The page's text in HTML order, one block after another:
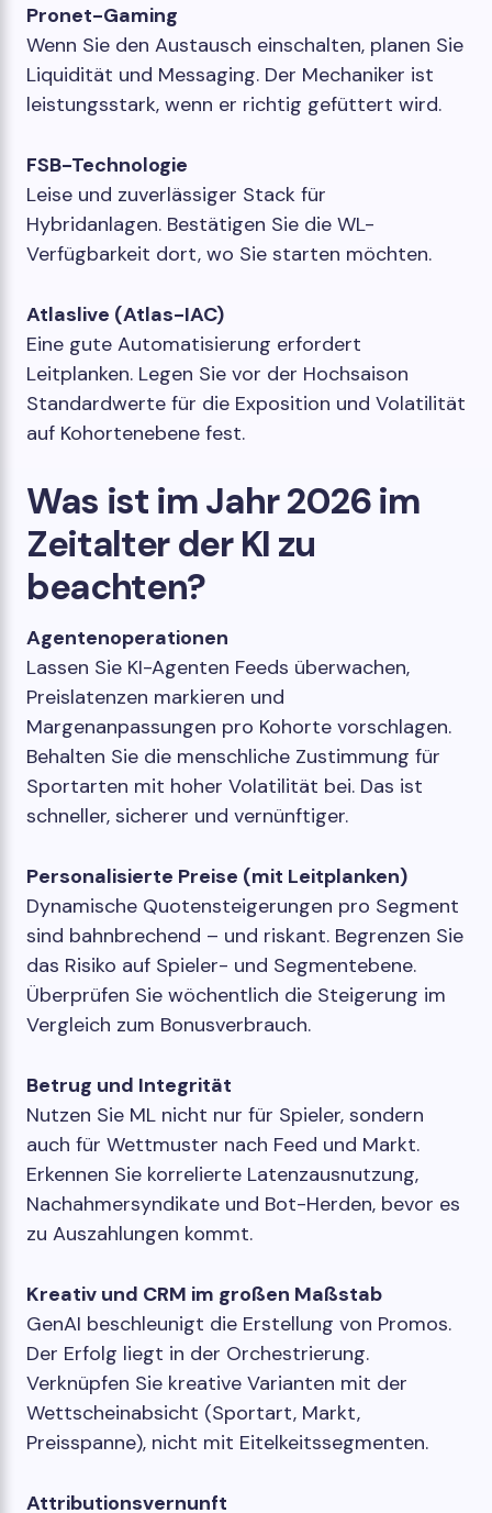
Pronet-Gaming
Wenn Sie den Austausch einschalten, planen Sie
Liquidität und Messaging. Der Mechaniker ist
leistungsstark, wenn er richtig gefüttert wird.
FSB-Technologie
Leise und zuverlässiger Stack für
Hybridanlagen. Bestätigen Sie die WL-
Verfügbarkeit dort, wo Sie starten möchten.
Atlaslive (Atlas-IAC)
Eine gute Automatisierung erfordert
Leitplanken. Legen Sie vor der Hochsaison
Standardwerte für die Exposition und Volatilität
auf Kohortenebene fest.
Was ist im Jahr 2026 im
Zeitalter der KI zu
beachten?
Agentenoperationen
Lassen Sie KI-Agenten Feeds überwachen,
Preislatenzen markieren und
Margenanpassungen pro Kohorte vorschlagen.
Behalten Sie die menschliche Zustimmung für
Sportarten mit hoher Volatilität bei. Das ist
schneller, sicherer und vernünftiger.
Personalisierte Preise (mit Leitplanken)
Dynamische Quotensteigerungen pro Segment
sind bahnbrechend – und riskant. Begrenzen Sie
das Risiko auf Spieler- und Segmentebene.
Überprüfen Sie wöchentlich die Steigerung im
Vergleich zum Bonusverbrauch.
Betrug und Integrität
Nutzen Sie ML nicht nur für Spieler, sondern
auch für Wettmuster nach Feed und Markt.
Erkennen Sie korrelierte Latenzausnutzung,
Nachahmersyndikate und Bot-Herden, bevor es
zu Auszahlungen kommt.
Kreativ und CRM im großen Maßstab
GenAI beschleunigt die Erstellung von Promos.
Der Erfolg liegt in der Orchestrierung.
Verknüpfen Sie kreative Varianten mit der
Wettscheinabsicht (Sportart, Markt,
Preisspanne), nicht mit Eitelkeitssegmenten.
Attributionsvernunft